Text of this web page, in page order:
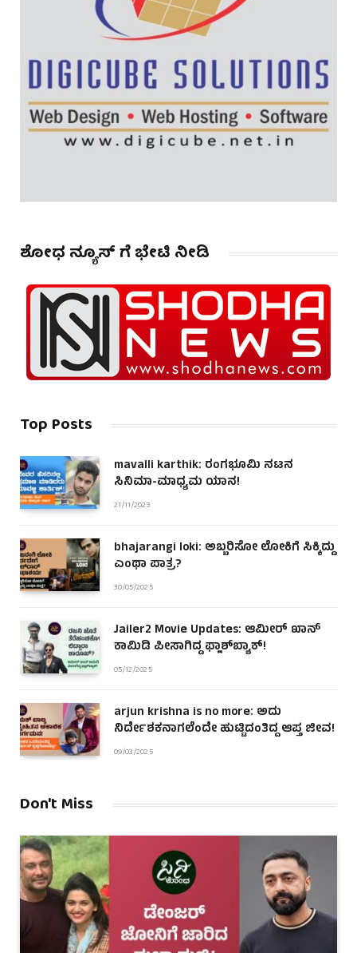
ಶೋಧ ನ್ಯೂಸ್ ಗೆ ಭೇಟಿ ನೀಡಿ
Top Posts
mavalli karthik: ರಂಗಭೂಮಿ ನಟನ
ಸಿನಿಮಾ-ಮಾಧ್ಯಮ ಯಾನ!
21/11/2023
bhajarangi loki: ಅಬ್ಬರಿಸೋ ಲೋಕಿಗೆ ಸಿಕ್ಕಿದ್ದು
ಎಂಥಾ ಪಾತ್ರ?
30/05/2025
Jailer2 Movie Updates: ಆಮೀರ್ ಖಾನ್
ಕಾಮಿಡಿ ಪೀಸಾಗಿದ್ದ ಫ್ಲಾಶ್‌ಬ್ಯಾಕ್!
05/12/2025
arjun krishna is no more: ಅದು
ನಿರ್ದೇಶಕನಾಗಲೆಂದೇ ಹುಟ್ಟಿದಂತಿದ್ದ ಆಪ್ತ ಜೀವ!
09/03/2025
Don't Miss